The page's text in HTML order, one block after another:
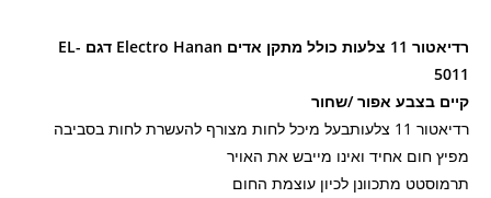
רדיאטור 11 צלעות כולל מתקן אדים Electro Hanan דגם EL-
5011
קיים בצבע אפור /שחור
רדיאטור 11 צלעותבעל מיכל לחות מצורף להעשרת לחות בסביבה
מפיץ חום אחיד ואינו מייבש את האויר
תרמוסטט מתכוונן לכיון עוצמת החום